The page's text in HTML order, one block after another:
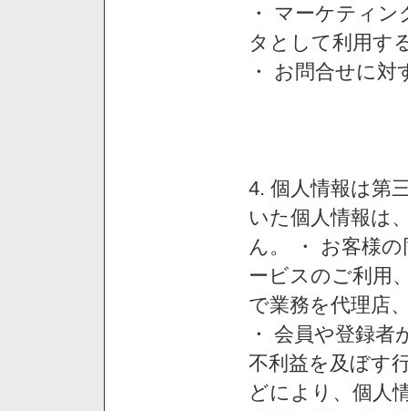
・ マーケティ
タとして利用す
・ お問合せに
4. 個人情報は第
いた個人情報は
ん。 ・ お客様
ービスのご利用
で業務を代理店
・ 会員や登録
不利益を及ぼす
どにより、個人